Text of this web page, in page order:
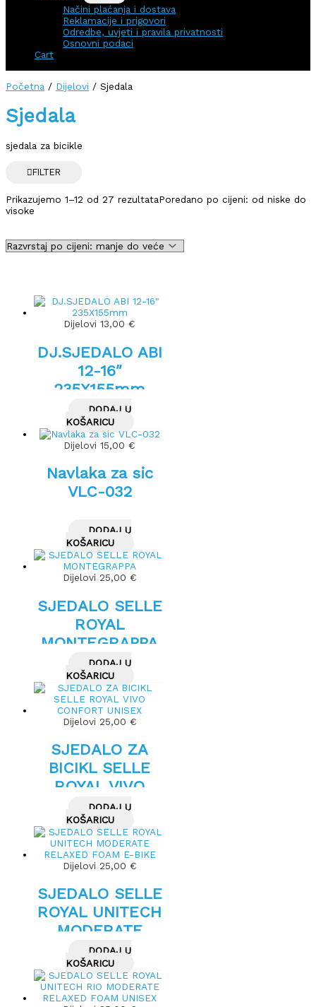
Načini plaćanja i dostava
Reklamacije i prigovori
Odredbe, uvjeti i pravila privatnosti
Osnovni podaci
Cart
Početna / Dijelovi / Sjedala
Sjedala
sjedala za bicikle
FILTER
Prikazujemo 1–12 od 27 rezultataPoredano po cijeni: od niske do
visoke
Dijelovi 13,00 €
DJ.SJEDALO ABI
12-16″
235X155mm
DODAJ U
KOŠARICU
Dijelovi 15,00 €
Navlaka za sic
VLC-032
DODAJ U
KOŠARICU
Dijelovi 25,00 €
SJEDALO SELLE
ROYAL
MONTEGRAPPA
DODAJ U
KOŠARICU
Dijelovi 25,00 €
SJEDALO ZA
BICIKL SELLE
ROYAL VIVO
CONFORT
UNISEX
DODAJ U
KOŠARICU
Dijelovi 25,00 €
SJEDALO SELLE
ROYAL UNITECH
MODERATE
RELAXED FOAM
E-BIKE
DODAJ U
KOŠARICU